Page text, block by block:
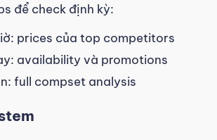
để check định kỳ:
prices của top competitors
availability và promotions
full compset analysis